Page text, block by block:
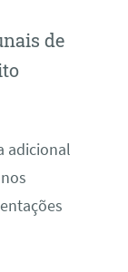
de
adicional